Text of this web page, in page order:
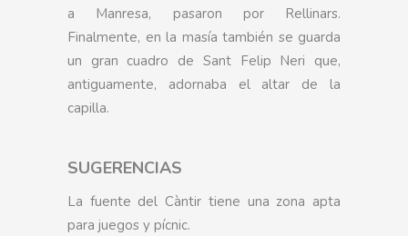
a Manresa, pasaron por Rellinars.
Finalmente, en la masía también se guarda
un gran cuadro de Sant Felip Neri que,
antiguamente, adornaba el altar de la
capilla.
SUGERENCIAS
La fuente del Càntir tiene una zona apta
para juegos y pícnic.